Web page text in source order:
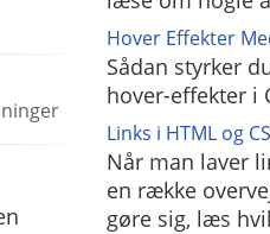
Hover Effekter
Sådan styrker
hover-effekter i
Links i HTML og
Når man laver
en række
gøre sig, læs